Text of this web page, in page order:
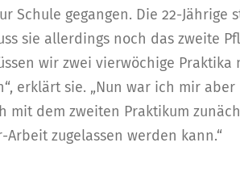
Schule gegangen. Die 22-
sie allerdings noch das zweite
wir zwei vierwöchige
erklärt sie. „Nun war ich mir
mit dem zweiten Praktikum
zugelassen werden kann.“